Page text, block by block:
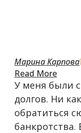
Марина Карпова
Read More
У меня были
долгов. Ни
обратиться